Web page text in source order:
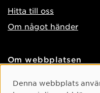
Hitta till oss
Om något händer
Om webbplatsen
Behandling av
Cookie-
Denna webbplats